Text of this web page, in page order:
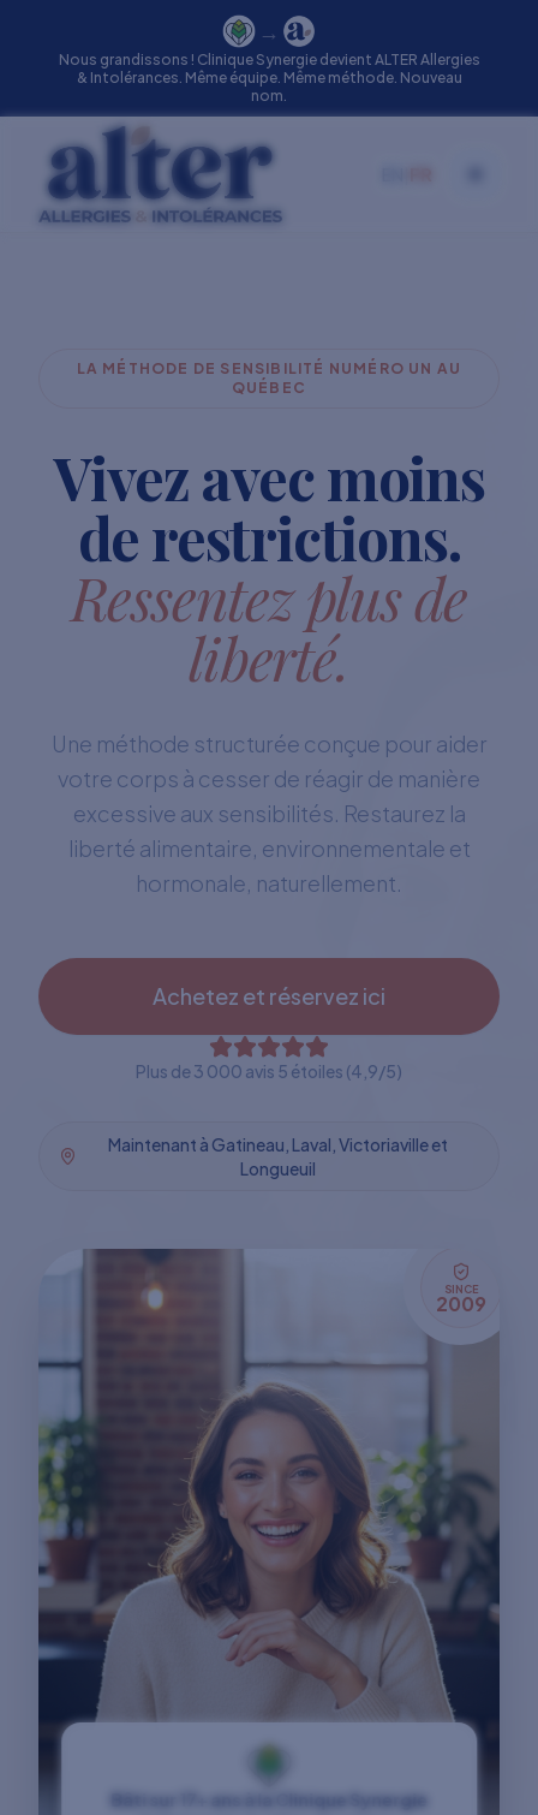
→
Nous grandissons ! Clinique Synergie devient ALTER Allergies
& Intolérances. Même équipe. Même méthode. Nouveau
nom.
LA MÉTHODE DE SENSIBILITÉ NUMÉRO UN AU
QUÉBEC
Vivez avec moins
de restrictions.
Ressentez plus de
liberté.
Une méthode structurée conçue pour aider
votre corps à cesser de réagir de manière
excessive aux sensibilités. Restaurez la
liberté alimentaire, environnementale et
hormonale, naturellement.
Achetez et réservez ici
Plus de 3 000 avis 5 étoiles (4,9/5)
Maintenant à Gatineau, Laval, Victoriaville et
Longueuil
SINCE
2009
Bâti sur 17+ ans à la Clinique Synergie